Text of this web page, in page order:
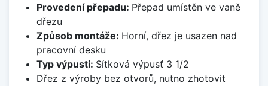
Provedení přepadu: Přepad umístěn ve vaně
dřezu
Způsob montáže: Horní, dřez je usazen nad
pracovní desku
Typ výpusti: Sítková výpusť 3 1/2
Dřez z výroby bez otvorů, nutno zhotovit